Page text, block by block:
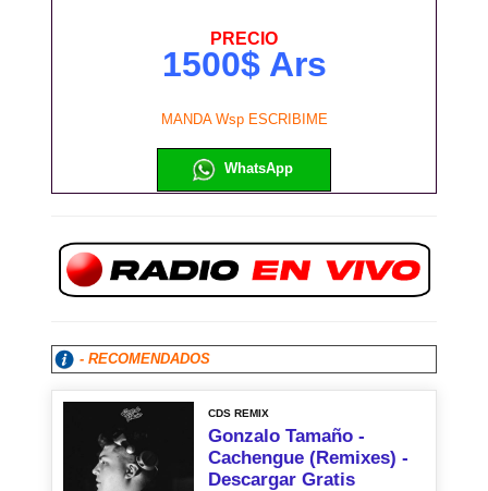
PRECIO
1500$ Ars
MANDA Wsp ESCRIBIME
WhatsApp
- RECOMENDADOS
CDS REMIX
Gonzalo Tamaño -
Cachengue (Remixes) -
Descargar Gratis